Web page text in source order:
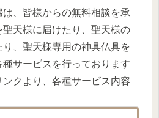
、皆様からの無料相談を承
天様に届けたり、聖天様の
、聖天様専用の神具仏具を
サービスを行っております
クより、各種サービス内容